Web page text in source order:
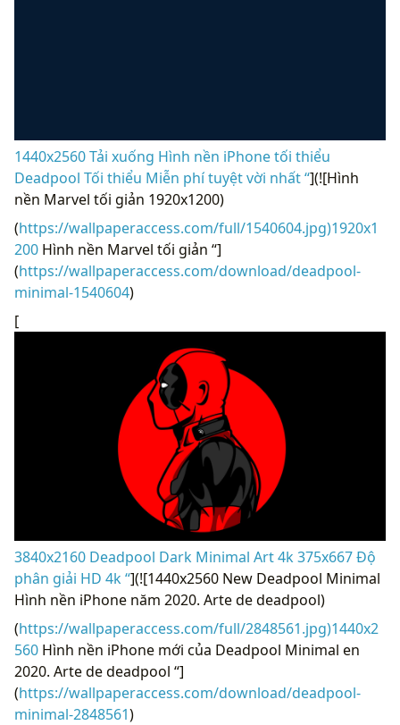
1440x2560 Tải xuống Hình nền iPhone tối thiểu
Deadpool Tối thiểu Miễn phí tuyệt vời nhất “](![Hình
nền Marvel tối giản 1920x1200)
(https://wallpaperaccess.com/full/1540604.jpg)1920x1
200 Hình nền Marvel tối giản “]
(https://wallpaperaccess.com/download/deadpool-
minimal-1540604)
[
3840x2160 Deadpool Dark Minimal Art 4k 375x667 Độ
phân giải HD 4k “](![1440x2560 New Deadpool Minimal
Hình nền iPhone năm 2020. Arte de deadpool)
(https://wallpaperaccess.com/full/2848561.jpg)1440x2
560 Hình nền iPhone mới của Deadpool Minimal en
2020. Arte de deadpool “]
(https://wallpaperaccess.com/download/deadpool-
minimal-2848561)